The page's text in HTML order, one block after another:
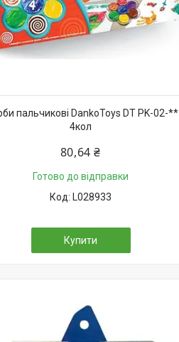
пальчикові DankoToys DT PK-02-**
4кол
80,64 ₴
Готово до відправки
L028933
Купити